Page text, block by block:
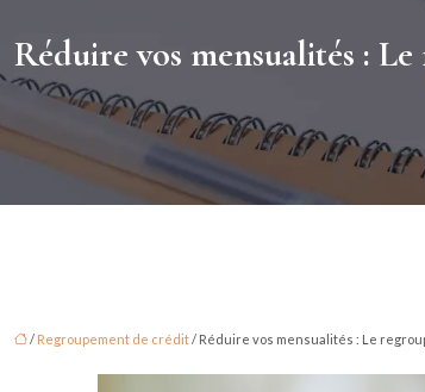
Réduire vos mensualités :
/ Regroupement de crédit/ Réduire vos mensualités : Le